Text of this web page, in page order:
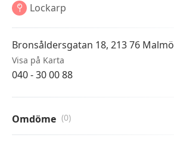
Lockarp
Bronsåldersgatan 18, 213 76 Malmö
Visa på Karta
040 - 30 00 88
Omdöme (0)